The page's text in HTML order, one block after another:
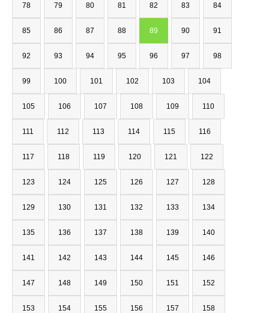
78 79 80 81 82 83 84
85 86 87 88 89 90 91
92 93 94 95 96 97 98
99 100 101 102 103 104
105 106 107 108 109 110
111 112 113 114 115 116
117 118 119 120 121 122
123 124 125 126 127 128
129 130 131 132 133 134
135 136 137 138 139 140
141 142 143 144 145 146
147 148 149 150 151 152
153 154 155 156 157 158